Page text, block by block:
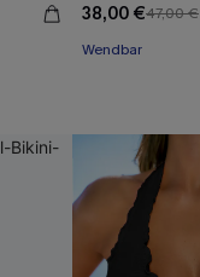
38,00 €47,00 €
Wendbar